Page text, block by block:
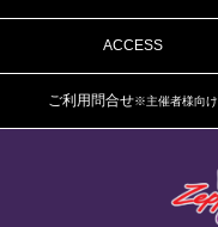
ACCESS
ご利用問合せ※主催者様向け